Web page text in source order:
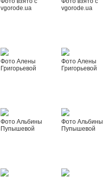
vgorode.ua
vgorode.ua
Фото Алены
Григорьевой
Фото Алены
Григорьевой
Фото Альбины
Пупышевой
Фото Альбины
Пупышевой